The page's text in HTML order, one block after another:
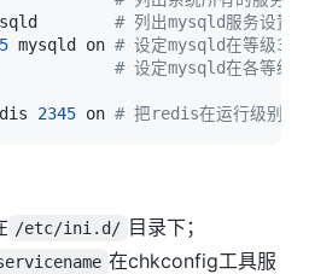
# 列出mysqld服务设置
mysqld on # 设定mysqld在等级3
on # 设定mysqld在各等级
2345 on # 把redis在运行级别为2
/etc/ini.d/ 目录下；
在chkconfig工具服